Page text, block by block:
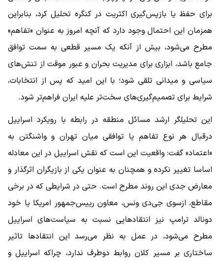
برای حفظ یا بازپس‌گیری اکثریت در کنگره تحلیل کرد، بنابراین
همزمان این احتمال وجود دارد که آنچه امروز به عنوان «تفاهم»
مطرح می‌شود، بیش از آنکه یک مسیر قطعی به سمت توافق
جامع باشد، ابزاری برای مدیریت بحران و عبور موقت از تنش‌های
سیاسی و میدانی تلقی شود؛ با این امید که پس از انتخابات،
شرایط برای تصمیم‌گیری‌های سخت‌تر علیه ایران فراهم‌تر شود.
این تحلیلگر ارشد مسائل منطقه در رابطه با رویکرد اسراییل
درقبال هر نوع تفاهم یا توافقی میان تهران و واشنگتن به
«اعتماد» گفت: واقعیت این است که نقش اسراییل در این معادله
اساسا تغییر نکرده و همچنان به عنوان یکی از بازیگران اثرگذار و
معارض جدی این روند مطرح است. حتی در شرایطی که در برخی
مقاطع، ازسوی جی‌دی ونس، معاون رییس‌جمهور امریکا یا خود
دونالد ترامپ نیز انتقادهایی نسبت به سیاست‌های اسراییل
مطرح می‌شود، در عمل به نظر می‌رسد این انتقادها تاثیر
ساختاری بر مسیر کلان روابط دوطرف ندارد، چراکه اسراییل و